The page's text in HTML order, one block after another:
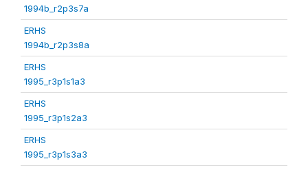
1994b_r2p3s7a
ERHS
1994b_r2p3s8a
ERHS
1995_r3p1s1a3
ERHS
1995_r3p1s2a3
ERHS
1995_r3p1s3a3